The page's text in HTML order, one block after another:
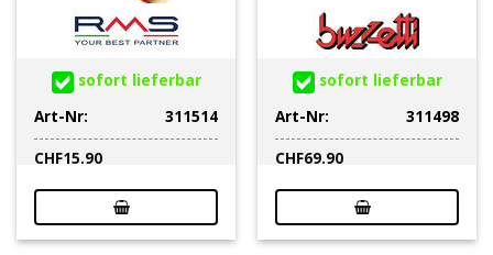
sofort lieferbar
Art-Nr:
311514
CHF15.90
sofort lieferbar
Art-Nr:
311498
CHF69.90